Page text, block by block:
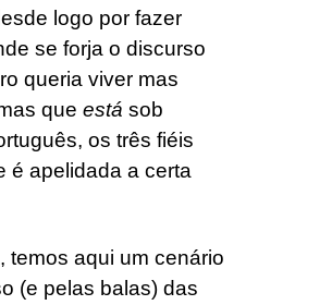
logo por fazer
se forja o discurso
queria viver mas
que está sob
os três fiéis
é apelidada a certa
temos aqui um cenário
(e pelas balas) das